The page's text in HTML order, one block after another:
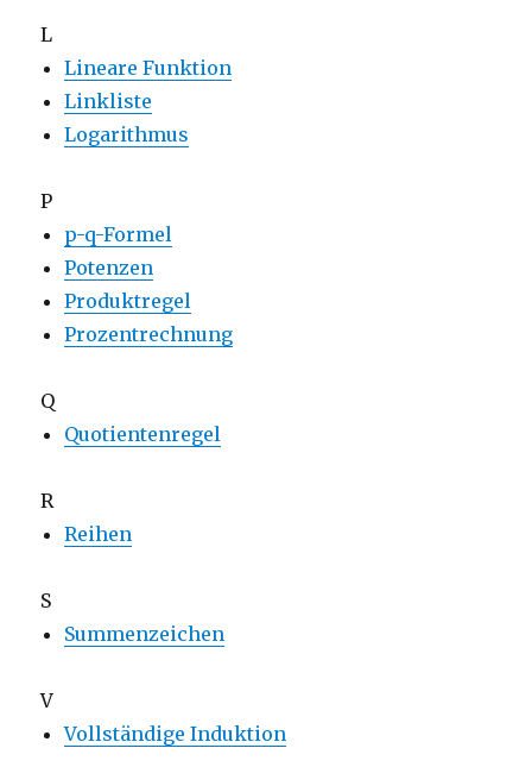
L
Lineare Funktion
Linkliste
Logarithmus
P
p-q-Formel
Potenzen
Produktregel
Prozentrechnung
Q
Quotientenregel
R
Reihen
S
Summenzeichen
V
Vollständige Induktion